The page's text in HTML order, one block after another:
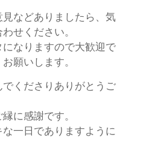
などありましたら、気
せください。
なりますので大歓迎で
願いします。
くださりありがとうご
に感謝です。
一日でありますように